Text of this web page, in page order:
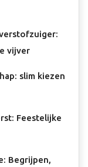
vijver
slim kiezen
Feestelijke
Begrijpen,